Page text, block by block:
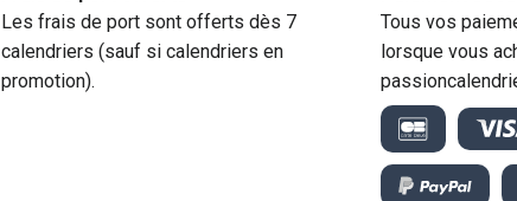
Les frais de port sont offerts dès 7
calendriers (sauf si calendriers en
promotion).
Tous vos
lorsque vous